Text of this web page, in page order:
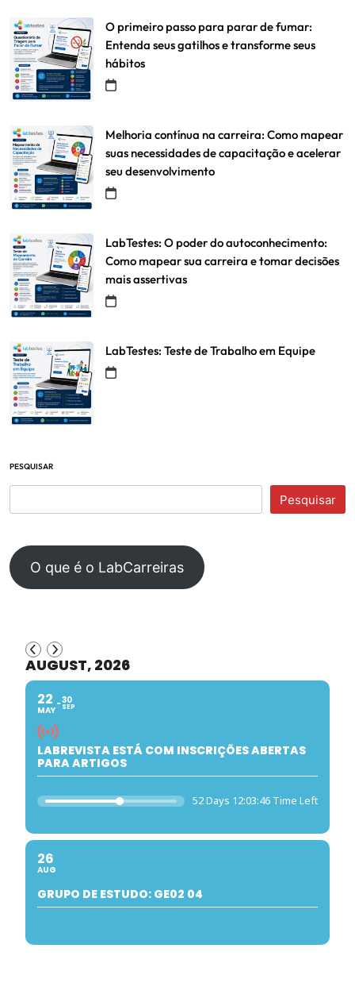
O primeiro passo para parar de fumar:
Entenda seus gatilhos e transforme seus
hábitos
Melhoria contínua na carreira: Como mapear
suas necessidades de capacitação e acelerar
seu desenvolvimento
LabTestes: O poder do autoconhecimento:
Como mapear sua carreira e tomar decisões
mais assertivas
LabTestes: Teste de Trabalho em Equipe
PESQUISAR
Pesquisar
O que é o LabCarreiras
AUGUST, 2026
22
MAY
30
SEP
LABREVISTA ESTÁ COM INSCRIÇÕES ABERTAS
PARA ARTIGOS
52 Days 12:03:45 Time Left
26
AUG
GRUPO DE ESTUDO: GE02 04